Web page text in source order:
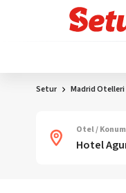
Setur Madrid Otelleri
Otel / Konum